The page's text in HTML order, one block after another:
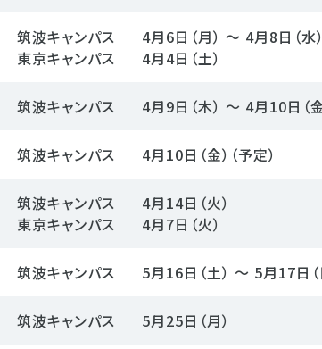
筑波キャンパス
4月6日（月） ～ 4月8日（水
東京キャンパス
4月4日（土）
筑波キャンパス 4月9日（木） ～ 4月10日（
筑波キャンパス 4月10日（金）（予定）
筑波キャンパス
4月14日（火）
東京キャンパス
4月7日（火）
筑波キャンパス 5月16日（土） ～ 5月17日（
筑波キャンパス 5月25日（月）